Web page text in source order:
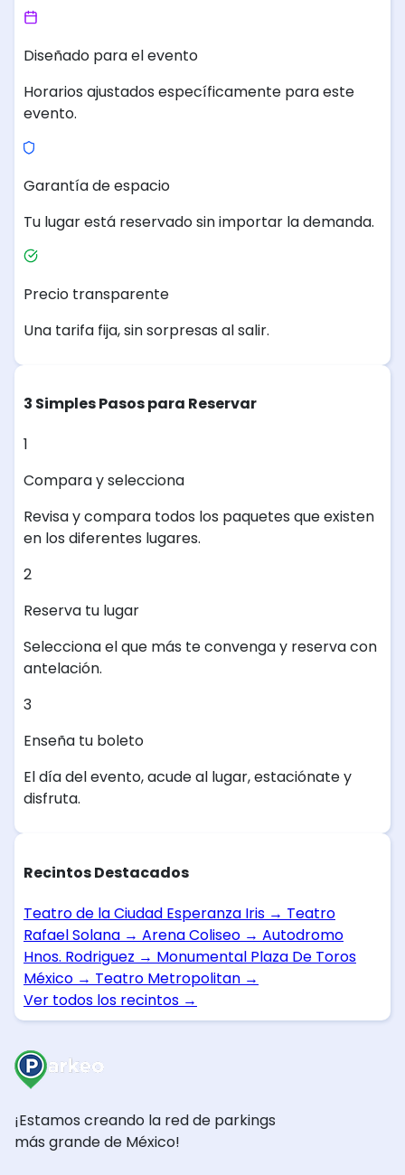
Diseñado para el evento
Horarios ajustados específicamente para este
evento.
Garantía de espacio
Tu lugar está reservado sin importar la demanda.
Precio transparente
Una tarifa fija, sin sorpresas al salir.
3 Simples Pasos para Reservar
1
Compara y selecciona
Revisa y compara todos los paquetes que existen
en los diferentes lugares.
2
Reserva tu lugar
Selecciona el que más te convenga y reserva con
antelación.
3
Enseña tu boleto
El día del evento, acude al lugar, estaciónate y
disfruta.
Recintos Destacados
Teatro de la Ciudad Esperanza Iris → Teatro
Rafael Solana → Arena Coliseo → Autodromo
Hnos. Rodriguez → Monumental Plaza De Toros
México → Teatro Metropolitan →
Ver todos los recintos →
¡Estamos creando la red de parkings
más grande de México!